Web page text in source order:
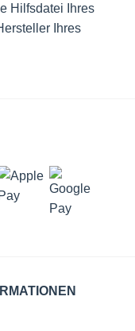
Hilfsdatei Ihres
Ihres